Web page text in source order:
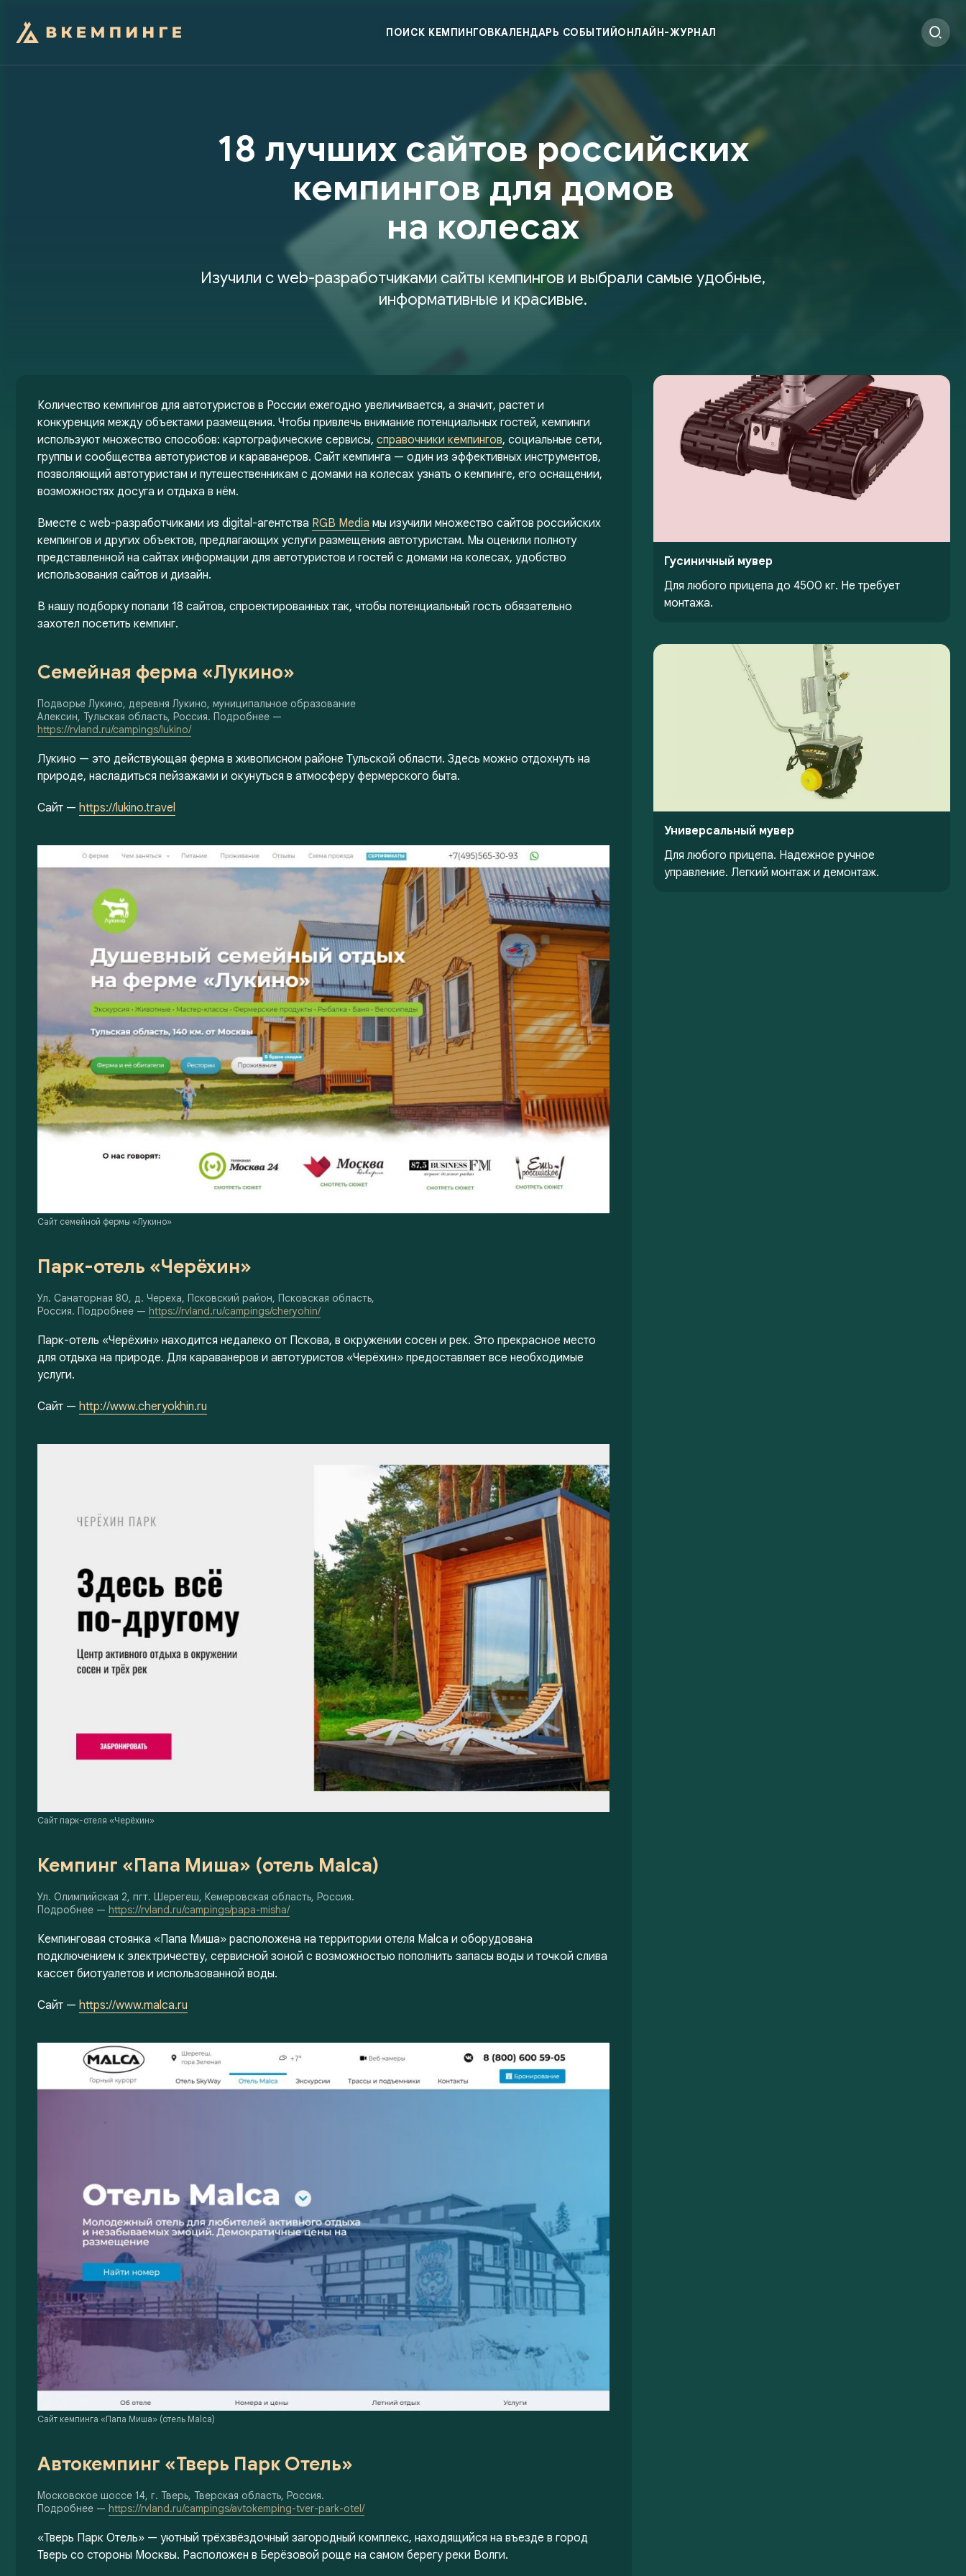
ПОИСК КЕМПИНГОВКАЛЕНДАРЬ СОБЫТИЙОНЛАЙН-ЖУРНАЛ
18 лучших сайтов российских
кемпингов для домов
на колесах
Изучили с web-разработчиками сайты кемпингов и выбрали самые удобные,
информативные и красивые.
Количество кемпингов для автотуристов в России ежегодно увеличивается, а значит, растет и
конкуренция между объектами размещения. Чтобы привлечь внимание потенциальных гостей, кемпинги
используют множество способов: картографические сервисы, справочники кемпингов, социальные сети,
группы и сообщества автотуристов и караванеров. Сайт кемпинга — один из эффективных инструментов,
позволяющий автотуристам и путешественникам с домами на колесах узнать о кемпинге, его оснащении,
возможностях досуга и отдыха в нём.
Вместе с web-разработчиками из digital-агентства RGB Media мы изучили множество сайтов российских
кемпингов и других объектов, предлагающих услуги размещения автотуристам. Мы оценили полноту
представленной на сайтах информации для автотуристов и гостей с домами на колесах, удобство
использования сайтов и дизайн.
В нашу подборку попали 18 сайтов, спроектированных так, чтобы потенциальный гость обязательно
захотел посетить кемпинг.
Семейная ферма «Лукино»
Подворье Лукино, деревня Лукино, муниципальное образование
Алексин, Тульская область, Россия. Подробнее —
https://rvland.ru/campings/lukino/
Лукино — это действующая ферма в живописном районе Тульской области. Здесь можно отдохнуть на
природе, насладиться пейзажами и окунуться в атмосферу фермерского быта.
Сайт — https://lukino.travel
Сайт семейной фермы «Лукино»
Парк-отель «Черёхин»
Ул. Санаторная 80, д. Череха, Псковский район, Псковская область,
Россия. Подробнее — https://rvland.ru/campings/cheryohin/
Парк-отель «Черёхин» находится недалеко от Пскова, в окружении сосен и рек. Это прекрасное место
для отдыха на природе. Для караванеров и автотуристов «Черёхин» предоставляет все необходимые
услуги.
Сайт — http://www.cheryokhin.ru
Сайт парк-отеля «Черёхин»
Кемпинг «Папа Миша» (отель Malca)
Ул. Олимпийская 2, пгт. Шерегеш, Кемеровская область, Россия.
Подробнее — https://rvland.ru/campings/papa-misha/
Кемпинговая стоянка «Папа Миша» расположена на территории отеля Malca и оборудована
подключением к электричеству, сервисной зоной с возможностью пополнить запасы воды и точкой слива
кассет биотуалетов и использованной воды.
Сайт — https://www.malca.ru
Сайт кемпинга «Папа Миша» (отель Malca)
Автокемпинг «Тверь Парк Отель»
Московское шоссе 14, г. Тверь, Тверская область, Россия.
Подробнее — https://rvland.ru/campings/avtokemping-tver-park-otel/
«Тверь Парк Отель» — уютный трёхзвёздочный загородный комплекс, находящийся на въезде в город
Тверь со стороны Москвы. Расположен в Берёзовой роще на самом берегу реки Волги.
Гусиничный мувер
Для любого прицепа до 4500 кг. Не требует
монтажа.
Универсальный мувер
Для любого прицепа. Надежное ручное
управление. Легкий монтаж и демонтаж.